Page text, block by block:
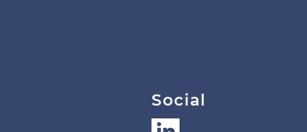
Social